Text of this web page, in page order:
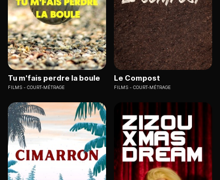
Tu m'fais perdre la boule
FILMS COURT-MÉTRAGE
Le Compost
FILMS COURT-MÉTRAGE